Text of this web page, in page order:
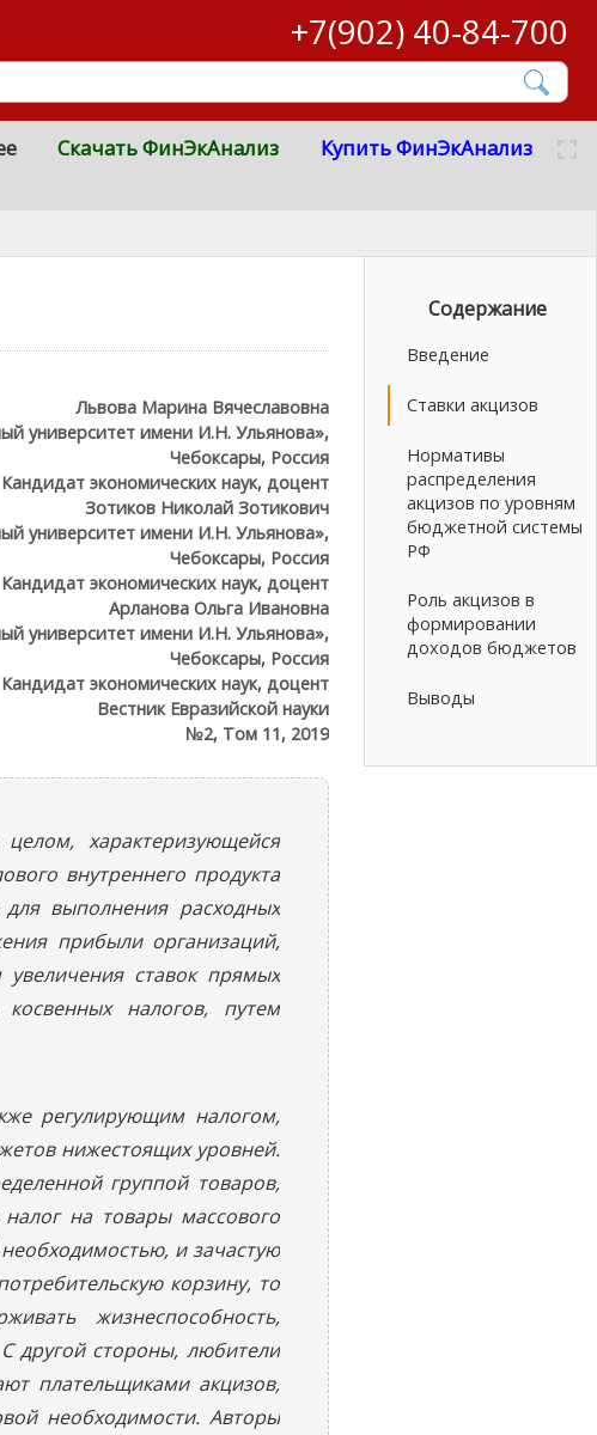
+7(902) 40-84-700
Скачать ФинЭкАнализ Купить ФинЭкАнализ
Львова Марина Вячеславовна
университет имени И.Н. Ульянова»,
Чебоксары, Россия
Кандидат экономических наук, доцент
Зотиков Николай Зотикович
университет имени И.Н. Ульянова»,
Чебоксары, Россия
Кандидат экономических наук, доцент
Арланова Ольга Ивановна
университет имени И.Н. Ульянова»,
Чебоксары, Россия
Кандидат экономических наук, доцент
Вестник Евразийской науки
№2, Том 11, 2019
характеризующейся
внутреннего продукта
выполнения расходных
прибыли организаций,
увеличения ставок прямых
налогов, путем
регулирующим налогом,
нижестоящих уровней.
группой товаров,
на товары массового
и зачастую
корзину, то
жизнеспособность,
другой стороны, любители
плательщиками акцизов,
необходимости. Авторы
Содержание
Введение
Ставки акцизов
Нормативы
распределения
акцизов по уровням
бюджетной системы
РФ
Роль акцизов в
формировании
доходов бюджетов
Выводы